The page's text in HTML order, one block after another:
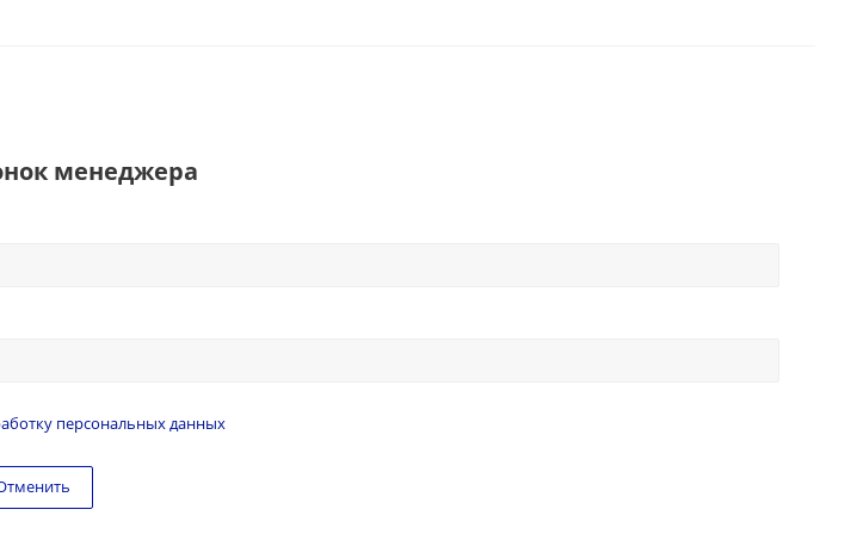
менеджера
персональных данных